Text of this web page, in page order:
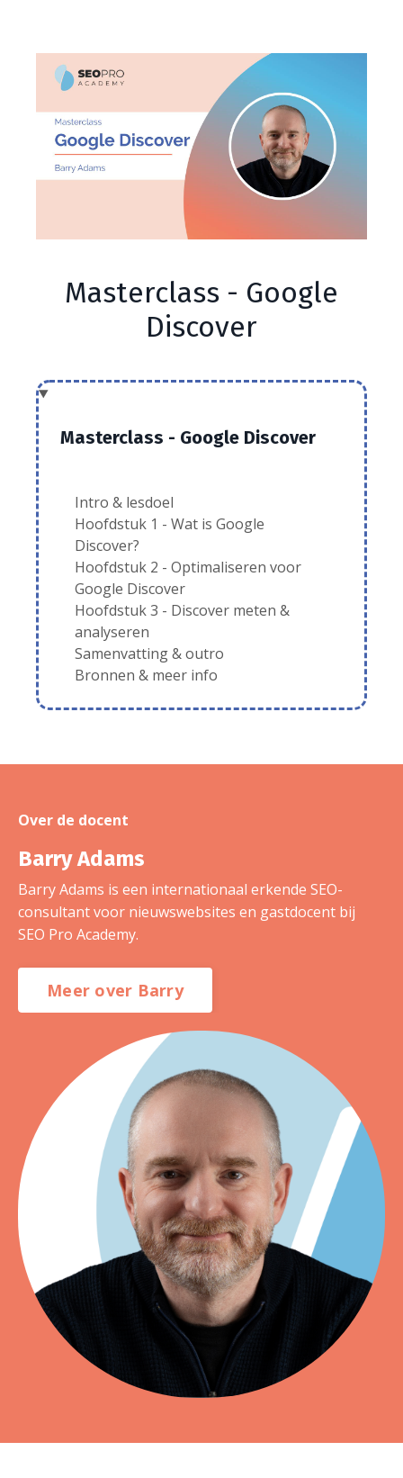
Masterclass - Google
Discover
Masterclass - Google Discover
Intro & lesdoel
Hoofdstuk 1 - Wat is Google
Discover?
Hoofdstuk 2 - Optimaliseren voor
Google Discover
Hoofdstuk 3 - Discover meten &
analyseren
Samenvatting & outro
Bronnen & meer info
Over de docent
Barry Adams
Barry Adams is een internationaal erkende SEO-
consultant voor nieuwswebsites en gastdocent bij
SEO Pro Academy.
Meer over Barry